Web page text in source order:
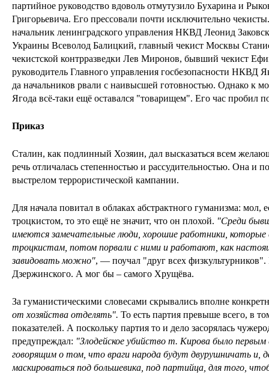
партийное руководство вдоволь отмутузило Бухарина и
Григорьевича. Его прессовали почти исключительно
начальник ленинградского управления НКВД Леонид
Украины Всеволод Балицкий, главный чекист Москвы
чекистской контрразведки Лев Миронов, бывший чекист
руководитель Главного управления госбезопасности НКВД
да начальников рвали с наивысшей готовностью. Однако к
Ягода всё-таки ещё оставался "товарищем". Его час пробил
Приказ
Сталин, как подлинный Хозяин, дал высказаться всем
речь отличалась степенностью и рассудительностью. Она и
выстрелом террористической кампании.
Для начала повитал в облаках абстрактного гуманизма: мол,
троцкистом, то это ещё не значит, что он плохой. "Среди
имеются замечательные люди, хорошие работники, которые
троцкистам, потом порвали с ними и работают, как
завидовать можно", — поучал "друг всех
Дзержинского. А мог бы – самого Хрущёва.
За гуманистическими словесами скрывались вполне
от хозяйства отделять". То есть партия превыше всего, в
показателей. А поскольку партия то и дело засорялась
предупреждал: "Злодейское убийство т. Кирова было
говорящим о том, что враги народа будут двурушничать и,
маскироваться под большевика, под партийца, для того,